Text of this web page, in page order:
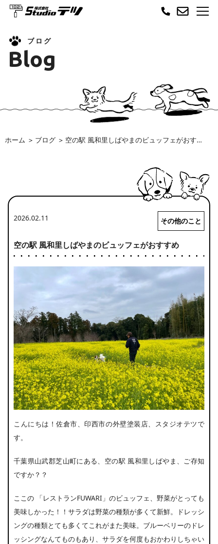
ブログ
Blog
ホーム ブログ 空の駅 風和里しばやまのビュッフェがおすすめ
2026.02.11 その他のこと
空の駅 風和里しばやまのビュッフェがおすすめ
こんにちは！佐倉市、印西市の外壁塗装店、スタジオテツで
す。
千葉県山武郡芝山町にある、空の駅 風和里しばやま、ご存知
ですか？？
ここの 「レストランFUWARI」のビュッフェ、野菜がとっても
美味しかった！！サラダは野菜の種類が多くて新鮮。ドレッシ
ングの種類とても多くてこれがまた美味。ブルーベリーのドレ
ッシングなんてものもあり、サラダを何度もおかわりしちゃい